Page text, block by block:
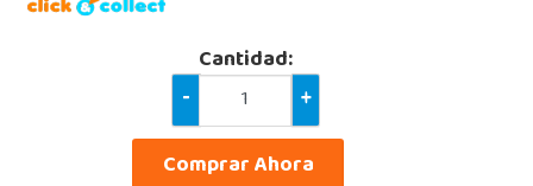
Cantidad:
-
+
Comprar Ahora